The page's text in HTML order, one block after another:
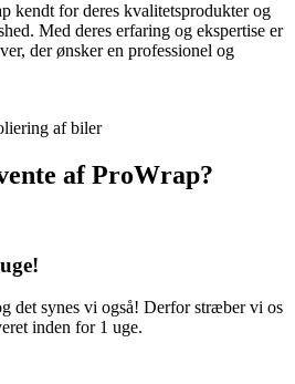
kendt for deres kvalitetsprodukter og
Med deres erfaring og ekspertise er
der ønsker en professionel og
af ProWrap?
det synes vi også! Derfor stræber vi os
inden for 1 uge.